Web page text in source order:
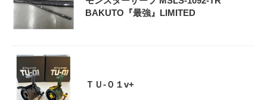
BAKUTO『最強』LIMITED
ＴＵ-０１v+